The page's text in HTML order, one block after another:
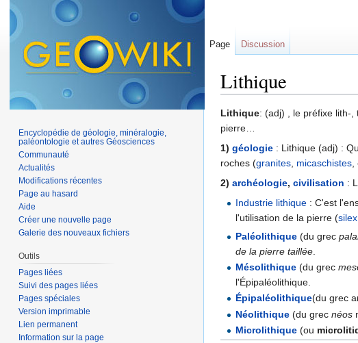
Lithique
Lithique: (adj) , le préfixe lith-,
pierre…
1) géologie : Lithique (adj) :
roches (granites, micaschistes,
2) archéologie, civilisation :
Industrie lithique : C'est
l'utilisation de la pierre (silex
Paléolithique (du grec
de la pierre taillée
Mésolithique (du grec
l'Épipaléolithique.
Épipaléolithique(du grec
Néolithique (du grecnéos
Microlithique (ou
Page Discussion
Encyclopédie de géologie, minéralogie,
paléontologie et autres Géosciences
Communauté
Actualités
Modifications récentes
Page au hasard
Aide
Créer une nouvelle page
Galerie des nouveaux fichiers
Outils
Pages liées
Suivi des pages liées
Pages spéciales
Version imprimable
Lien permanent
Information sur la page